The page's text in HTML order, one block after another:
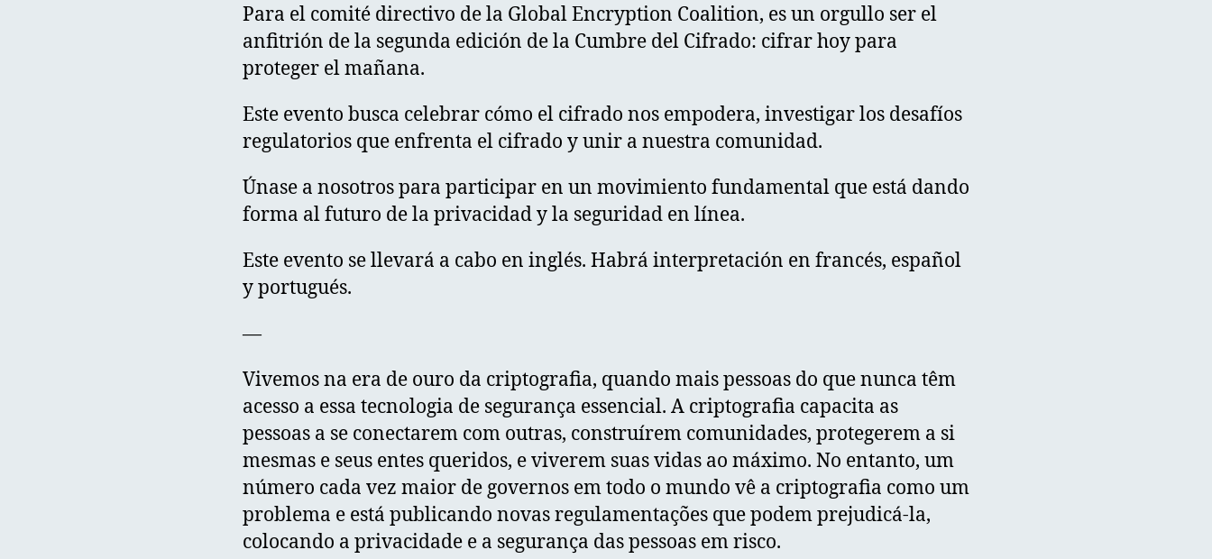
Para el comité directivo de la Global Encryption Coalition, es un orgullo ser el
anfitrión de la segunda edición de la Cumbre del Cifrado: cifrar hoy para
proteger el mañana.
Este evento busca celebrar cómo el cifrado nos empodera, investigar los desafíos
regulatorios que enfrenta el cifrado y unir a nuestra comunidad.
Únase a nosotros para participar en un movimiento fundamental que está dando
forma al futuro de la privacidad y la seguridad en línea.
Este evento se llevará a cabo en inglés. Habrá interpretación en francés, español
y portugués.
—
Vivemos na era de ouro da criptografia, quando mais pessoas do que nunca têm
acesso a essa tecnologia de segurança essencial. A criptografia capacita as
pessoas a se conectarem com outras, construírem comunidades, protegerem a si
mesmas e seus entes queridos, e viverem suas vidas ao máximo. No entanto, um
número cada vez maior de governos em todo o mundo vê a criptografia como um
problema e está publicando novas regulamentações que podem prejudicá-la,
colocando a privacidade e a segurança das pessoas em risco.